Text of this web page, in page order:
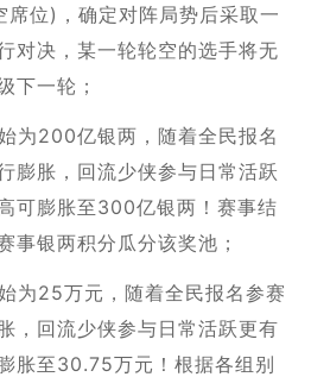
位)，确定对阵局势后采取一
对决，某一轮轮空的选手将无
下一轮；
为200亿银两，随着全民报名
膨胀，回流少侠参与日常活跃
可膨胀至300亿银两！赛事结
事银两积分瓜分该奖池；
为25万元，随着全民报名参赛
，回流少侠参与日常活跃更有
胀至30.75万元！根据各组别